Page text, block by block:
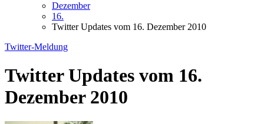
Dezember
16.
Twitter Updates vom 16. Dezember 2010
Twitter-Meldung
Twitter Updates vom 16.
Dezember 2010